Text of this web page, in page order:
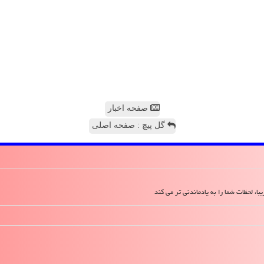
صفحه اخبار
گل پیچ : صفحه اصلی
لحظات شما را به یادماندنی تر می کند